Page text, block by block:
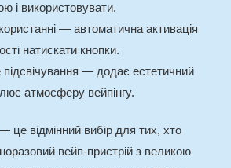
і використовувати.
— автоматична активація
натискати кнопки.
підсвічування — додає естетичний
атмосферу вейпінгу.
це відмінний вибір для тих, хто
вейп-пристрій з великою